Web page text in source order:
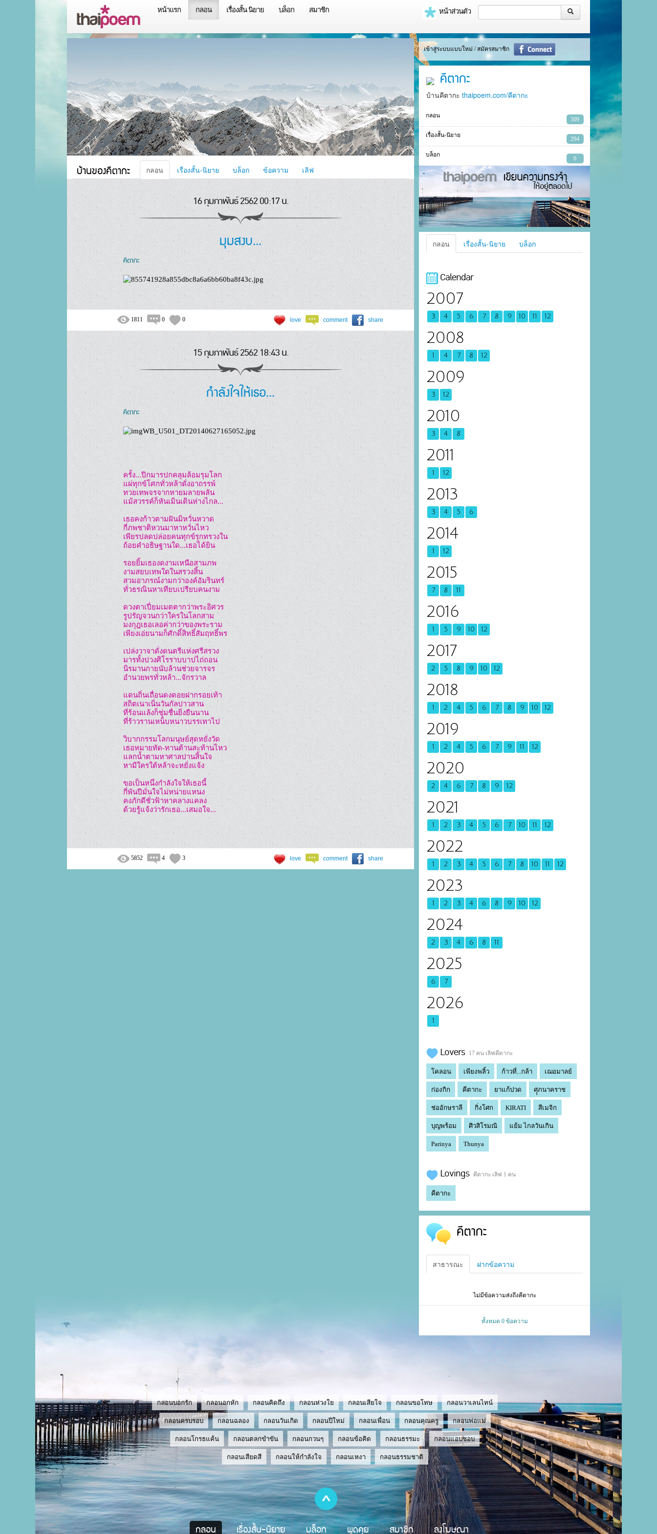
หน้าแรก กลอน เรื่องสั้น นิยาย บล็อก สมาชิก หน้าส่วนตัว
บ้านของคีตากะ กลอน เรื่องสั้น-นิยาย บล็อก ข้อความ เลิฟ
16 กุมภาพันธ์ 2562 00:17 น.
มุมสงบ...
คีตากะ
1811 0 0 love comment share
15 กุมภาพันธ์ 2562 18:43 น.
กำลังใจให้เธอ...
คีตากะ
ครั้ง...ปีกมารปกคลุมล้อมรุมโลก
แผ่ทุกข์โศกทั่วหล้าดั่งอาถรรพ์
ทวยเทพจรจากหายมลายพลัน
แม้สวรรค์ก็หันเมินเดินห่างไกล...
เธอคงก้าวตามฝันมิหวั่นหวาด
กี่ภพชาติหวนมาหาหวั่นไหว
เพียรปลดปล่อยคนทุกข์รุกทรวงใน
ถ้อยคำอธิษฐานใด...เธอได้ยิน
รอยยิ้มเธองดงามเหนือสามภพ
งามสยบเทพใดในสรวงสิ้น
สวมอาภรณ์งามกว่าองค์อัมรินทร์
ทั่วธรณินหาเทียบเปรียบคนงาม
ดวงตาเปี่ยมเมตตากว่าพระอิศวร
รูปรัญจวนกว่าใครในโลกสาม
มงกุฎเธอเลอค่ากว่าของพระราม
เพียงเอ่ยนามก็ศักดิ์สิทธิ์สัมฤทธิ์พร
เปล่งวาจาดั่งดนตรีแห่งศรีสรวง
มารทั้งปวงศิโรราบบาปไถ่ถอน
นิรมานกายนับล้านช่วยจารจร
อำนวยพรทั่วหล้า...จักรวาล
แดนถิ่นเถื่อนดงดอยฝากรอยเท้า
สถิตเนาเนิ่นวันกัลปาวสาน
ที่ร้อนแล้งก็ชุ่มชื่นยิ่งยืนนาน
ที่ร้าวรานเหน็บหนาวบรรเทาไป
เธอหมายทัด-ทานต้านสะท้านไหว
แลกน้ำตามหาศาลปานสิ้นใจ
หามีใครใต้หล้าจะหยั่งแจ้ง
ขอเป็นหนึ่งกำลังใจให้เธอนี้
กี่พันปีมั่นใจไม่หน่ายแหนง
คงภักดีชั่วฟ้าหาคลางแคลง
ด้วยรู้แจ้งว่ารักเธอ...เสมอใจ...
5852 4 3 love comment share
เข้าสู่ระบบแบบใหม่ / สมัครสมาชิก
คีตากะ
บ้านคีตากะ thaipoem.com/คีตากะ
กลอน
509
เรื่องสั้น-นิยาย
294
บล็อก
0
กลอน เรื่องสั้น-นิยาย บล็อก
Calendar
2007
3 4 5 6 7 8 9 10 11 12
2008
1 4 7 8 12
2009
3 12
2010
3 4 8
2011
1 12
2013
3 4 5 6
2014
1 12
2015
7 8 11
2016
1 5 9 10 12
2017
2 5 8 9 10 12
2018
1 2 4 5 6 7 8 9 10 12
2019
1 2 4 5 6 7 9 11 12
2020
2 4 6 7 8 9 12
2021
1 2 3 4 5 6 7 10 11 12
2022
1 2 3 4 5 6 7 8 10 11 12
2023
1 2 3 4 6 8 9 10 12
2024
2 3 4 6 8 11
2025
6 7
2026
1
Lovers 17 คน เลิฟคีตากะ
โคลอน เพียงพลิ้ว ก้าวที่...กล้า เฌอมาลย์
ก่องกิก คีตากะ ยาแก้ปวด ศุุภนาคราช
ช่ออักษราลี กิ่งโศก KIRATI สีเมจิก
บุญพร้อม ศิวสิโรมณิ แย้ม ไกลวันเกิน
Parinya Thunya
Lovings คีตากะ เลิฟ 1 คน
คีตากะ
คีตากะ
สาธารณะ ฝากข้อความ
ไม่มีข้อความส่งถึงคีตากะ
ทั้งหมด 0 ข้อความ
กลอนบอกรัก กลอนอกหัก กลอนคิดถึง กลอนห่วงใย กลอนเสียใจ กลอนขอโทษ กลอนวาเลนไทน์
กลอนครบรอบ กลอนฉลอง กลอนวันเกิด กลอนปีใหม่ กลอนเพื่อน กลอนคุณครู กลอนพ่อแม่
กลอนโกรธแค้น กลอนตลกขำขัน กลอนกวนๆ กลอนข้อคิด กลอนธรรมะ กลอนแอบชอบ
กลอนเสียดสี กลอนให้กำลังใจ กลอนเหงา กลอนธรรมชาติ
กลอน เรื่องสั้น-นิยาย บล็อก พูดคุย สมาชิก ลงโฆษณา